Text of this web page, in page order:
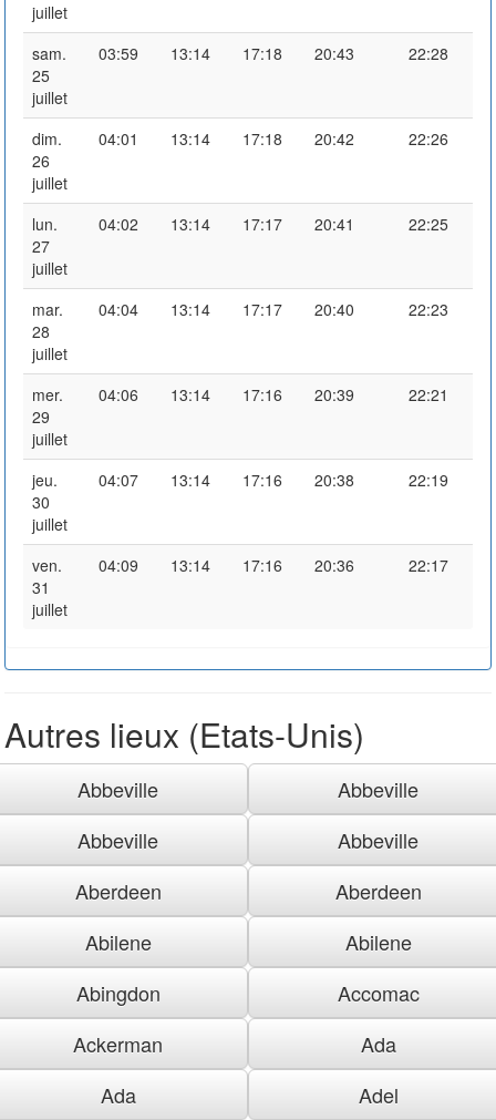
juillet
sam.
25
juillet
03:59 13:14 17:18 20:43 22:28
dim.
26
juillet
04:01 13:14 17:18 20:42 22:26
lun.
27
juillet
04:02 13:14 17:17 20:41 22:25
mar.
28
juillet
04:04 13:14 17:17 20:40 22:23
mer.
29
juillet
04:06 13:14 17:16 20:39 22:21
jeu.
30
juillet
04:07 13:14 17:16 20:38 22:19
ven.
31
juillet
04:09 13:14 17:16 20:36 22:17
Autres lieux (Etats-Unis)
Abbeville
Abbeville
Abbeville
Abbeville
Aberdeen
Aberdeen
Abilene
Abilene
Abingdon
Accomac
Ackerman
Ada
Ada
Adel